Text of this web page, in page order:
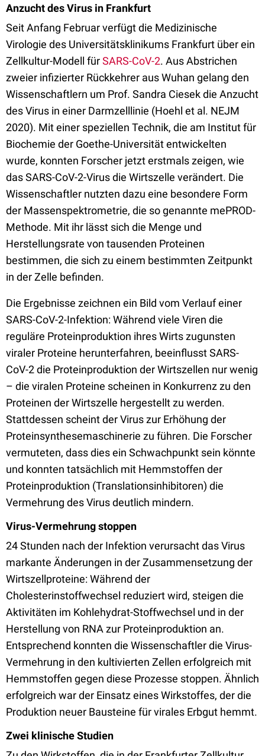
Anzucht des Virus in Frankfurt
Seit Anfang Februar verfügt die Medizinische
Virologie des Universitätsklinikums Frankfurt über ein
Zellkultur-Modell fürSARS-CoV-2. Aus Abstrichen
zweier infizierter Rückkehrer aus Wuhan gelang den
Wissenschaftlern um Prof. Sandra Ciesek die Anzucht
des Virus in einer Darmzelllinie (Hoehl et al. NEJM
2020). Mit einer speziellen Technik, die am Institut für
Biochemie der Goethe-Universität entwickelten
wurde, konnten Forscher jetzt erstmals zeigen, wie
das SARS-CoV-2-Virus die Wirtszelle verändert. Die
Wissenschaftler nutzten dazu eine besondere Form
der Massenspektrometrie, die so genannte mePROD-
Methode. Mit ihr lässt sich die Menge und
Herstellungsrate von tausenden Proteinen
bestimmen, die sich zu einem bestimmten Zeitpunkt
in der Zelle befinden.
Die Ergebnisse zeichnen ein Bild vom Verlauf einer
SARS-CoV-2-Infektion: Während viele Viren die
reguläre Proteinproduktion ihres Wirts zugunsten
viraler Proteine herunterfahren, beeinflusst SARS-
CoV-2 die Proteinproduktion der Wirtszellen nur wenig
– die viralen Proteine scheinen in Konkurrenz zu den
Proteinen der Wirtszelle hergestellt zu werden.
Stattdessen scheint der Virus zur Erhöhung der
Proteinsynthesemaschinerie zu führen. Die Forscher
vermuteten, dass dies ein Schwachpunkt sein könnte
und konnten tatsächlich mit Hemmstoffen der
Proteinproduktion (Translationsinhibitoren) die
Vermehrung des Virus deutlich mindern.
Virus-Vermehrung stoppen
24 Stunden nach der Infektion verursacht das Virus
markante Änderungen in der Zusammensetzung der
Wirtszellproteine: Während der
Cholesterinstoffwechsel reduziert wird, steigen die
Aktivitäten im Kohlehydrat-Stoffwechsel und in der
Herstellung von RNA zur Proteinproduktion an.
Entsprechend konnten die Wissenschaftler die Virus-
Vermehrung in den kultivierten Zellen erfolgreich mit
Hemmstoffen gegen diese Prozesse stoppen. Ähnlich
erfolgreich war der Einsatz eines Wirkstoffes, der die
Produktion neuer Bausteine für virales Erbgut hemmt.
Zwei klinische Studien